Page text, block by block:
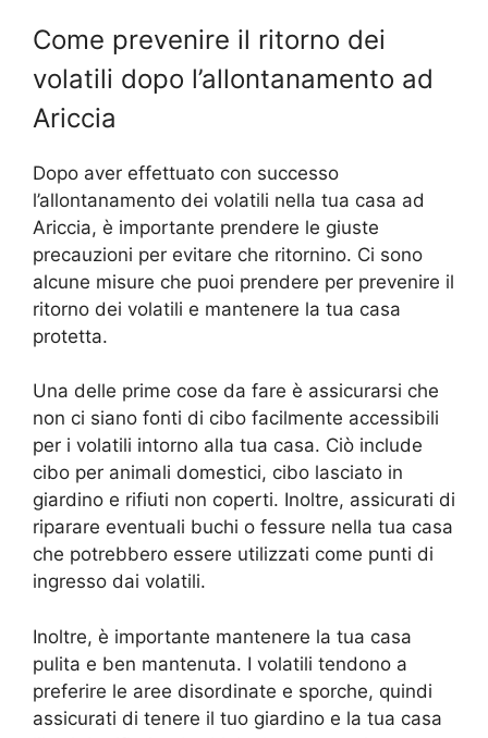
Come prevenire il ritorno dei
volatili dopo l’allontanamento ad
Ariccia
Dopo aver effettuato con successo
l’allontanamento dei volatili nella tua casa ad
Ariccia, è importante prendere le giuste
precauzioni per evitare che ritornino. Ci sono
alcune misure che puoi prendere per prevenire il
ritorno dei volatili e mantenere la tua casa
protetta.
Una delle prime cose da fare è assicurarsi che
non ci siano fonti di cibo facilmente accessibili
per i volatili intorno alla tua casa. Ciò include
cibo per animali domestici, cibo lasciato in
giardino e rifiuti non coperti. Inoltre, assicurati di
riparare eventuali buchi o fessure nella tua casa
che potrebbero essere utilizzati come punti di
ingresso dai volatili.
Inoltre, è importante mantenere la tua casa
pulita e ben mantenuta. I volatili tendono a
preferire le aree disordinate e sporche, quindi
assicurati di tenere il tuo giardino e la tua casa